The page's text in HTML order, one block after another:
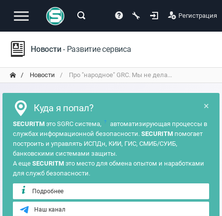
Регистрация
Новости- Развитие сервиса
Новости Про "народное" GRC. Мы не дела...
×
Куда я попал?
SECURITM это SGRC система, ?
автоматизирующая процессы в
службах информационной безопасности. SECURITM помогает
построить и управлять ИСПДн, КИИ, ГИС, СМИБ/СУИБ,
банковскими системами защиты.
А еще SECURITM это место для обмена опытом и наработками
для служб безопасности.
Подробнее
Наш канал